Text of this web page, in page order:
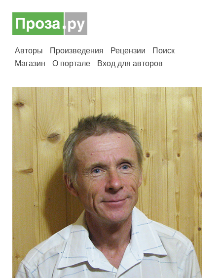
Авторы Произведения Рецензии
Поиск
Магазин
О портале Вход для авторов